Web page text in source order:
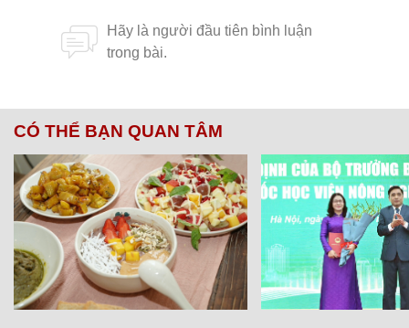
CÓ THỂ BẠN QUAN TÂM